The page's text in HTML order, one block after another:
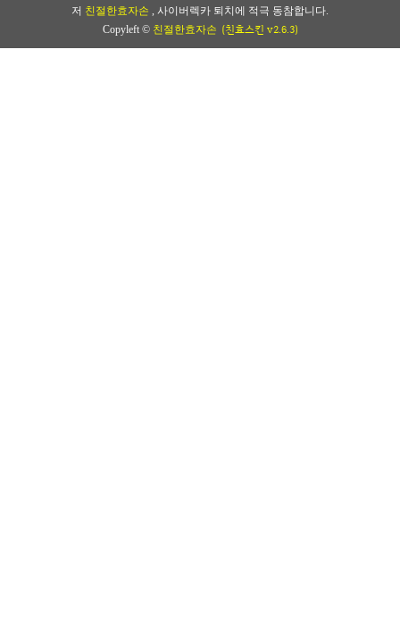
저 친절한효자손 , 사이버렉카 퇴치에 적극 동참합니다.
Copyleft © 친절한효자손 (친효스킨 v2.6.3)